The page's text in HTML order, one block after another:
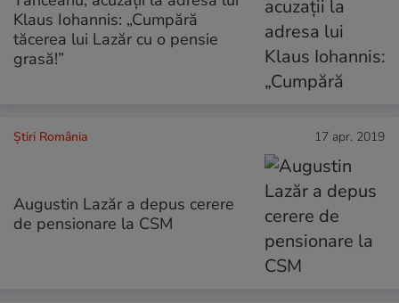
Klaus Iohannis: „Cumpără
tăcerea lui Lazăr cu o pensie
grasă!”
Știri România 17 apr. 2019
Augustin Lazăr a depus cerere
de pensionare la CSM